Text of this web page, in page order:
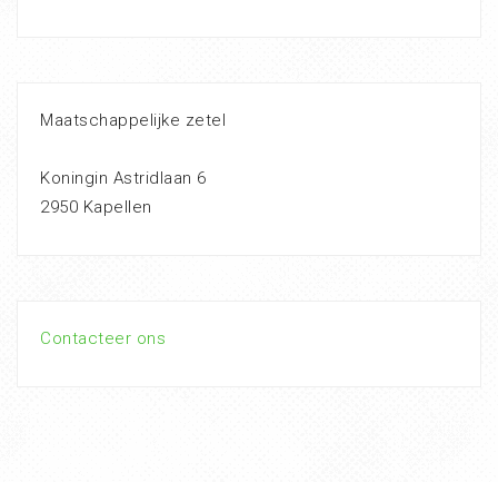
Maatschappelijke zetel
Koningin Astridlaan 6
2950 Kapellen
Contacteer ons